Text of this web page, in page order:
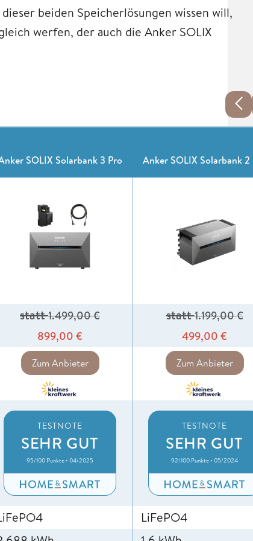
beiden Speicherlösungen wissen will,
werfen, der auch die Anker SOLIX
SOLIX Solarbank 3 Pro Anker SOLIX Solarbank 2
statt1.499,00€
899,00 €
statt1.199,00€
499,00 €
Zum Anbieter Zum Anbieter
TESTNOTE
SEHR GUT
95/100 Punkte • 04/2025
TESTNOTE
SEHR GUT
92/100 Punkte • 05/2024
LiFePO4